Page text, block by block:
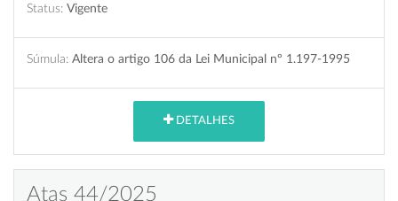
Status: Vigente
Súmula: Altera o artigo 106 da Lei Municipal nº 1.197-1995
DETALHES
Atas 44/2025